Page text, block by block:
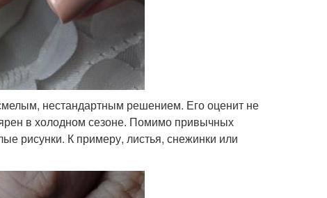
нестандартным решением. Его оценит не
в холодном сезоне. Помимо привычных
рисунки. К примеру, листья, снежинки или